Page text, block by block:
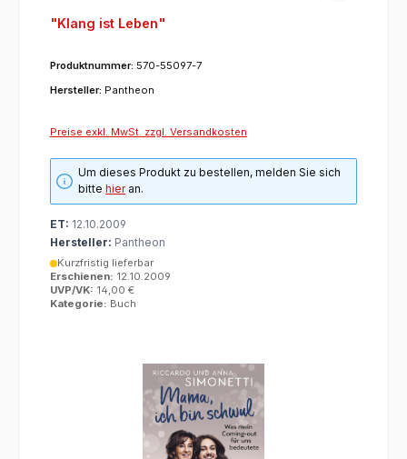
"Klang ist Leben"
Produktnummer: 570-55097-7
Hersteller: Pantheon
Preise exkl. MwSt. zzgl. Versandkosten
Um dieses Produkt zu bestellen, melden Sie sich
bittehieran.
ET: 12.10.2009
Hersteller: Pantheon
Kurzfristig lieferbar
Erschienen: 12.10.2009
UVP/VK: 14,00 €
Kategorie: Buch